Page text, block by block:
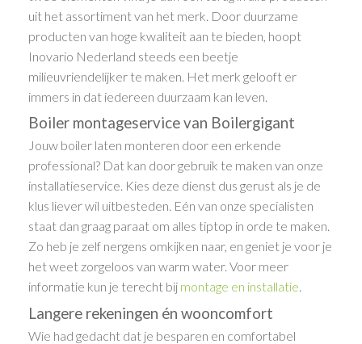
uit het assortiment van het merk. Door duurzame
producten van hoge kwaliteit aan te bieden, hoopt
Inovario Nederland steeds een beetje
milieuvriendelijker te maken. Het merk gelooft er
immers in dat iedereen duurzaam kan leven.
Boiler montageservice van Boilergigant
Jouw boiler laten monteren door een erkende
professional? Dat kan door gebruik te maken van onze
installatieservice. Kies deze dienst dus gerust als je de
klus liever wil uitbesteden. Eén van onze specialisten
staat dan graag paraat om alles tiptop in orde te maken.
Zo heb je zelf nergens omkijken naar, en geniet je voor je
het weet zorgeloos van warm water. Voor meer
informatie kun je terecht bij montage en installatie.
Langere rekeningen én wooncomfort
Wie had gedacht dat je besparen en comfortabel